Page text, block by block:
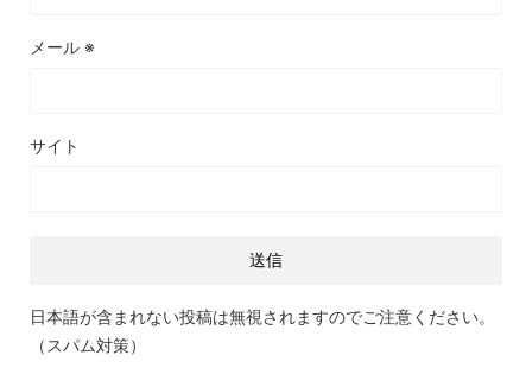
メール ※
サイト
日本語が含まれない投稿は無視されますのでご注意ください。
（スパム対策）